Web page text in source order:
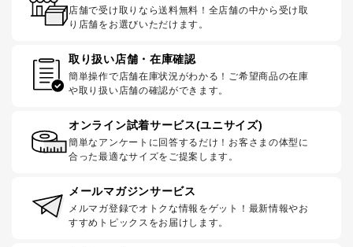
店舗で受け取りなら送料無料！全店舗の中から受け取
り店舗をお選びいただけます。
取り扱い店舗・在庫確認
簡単操作で店舗在庫状況がわかる！ご希望商品の在庫
や取り扱い店舗の確認ができます。
オンライン試着サービス(ユニサイズ)
簡単なアンケートに回答するだけ！お客さまの体型に
合った最適なサイズをご提案します。
メールマガジンサービス
メルマガ登録でオトクな情報をゲット！最新情報やお
すすめトピックスをお届けします。